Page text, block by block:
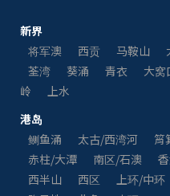
新界
将军澳
西贡 马鞍山
荃湾
葵涌 青衣 大窝
岭
上水
港岛
鲗鱼涌
太古/西湾河 筲
赤柱/大潭
南区/石澳
西半山
西区 上环/中环